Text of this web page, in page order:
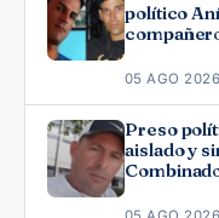
político
05 AGO 2026
Preso
aislado y